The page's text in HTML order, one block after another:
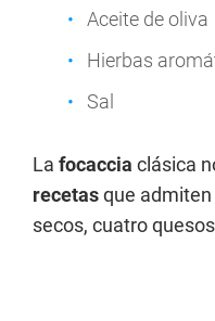
Aceite de oliva
Hierbas
Sal
La focaccia clásica
recetasque
secos, cuatro